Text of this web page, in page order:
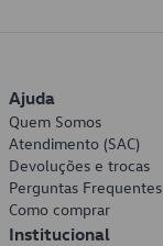
Ajuda
Quem Somos
Atendimento (SAC)
Devoluções e trocas
Perguntas Frequentes
Como comprar
Institucional